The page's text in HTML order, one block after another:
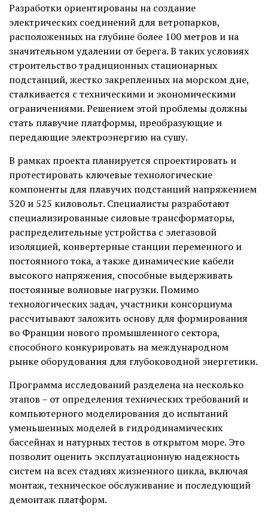
Разработки ориентированы на создание
электрических соединений для ветропарков,
расположенных на глубине более 100 метров и на
значительном удалении от берега. В таких условиях
строительство традиционных стационарных
подстанций, жестко закрепленных на морском дне,
сталкивается с техническими и экономическими
ограничениями. Решением этой проблемы должны
стать плавучие платформы, преобразующие и
передающие электроэнергию на сушу.
В рамках проекта планируется спроектировать и
протестировать ключевые технологические
компоненты для плавучих подстанций напряжением
320 и 525 киловольт. Специалисты разработают
специализированные силовые трансформаторы,
распределительные устройства с элегазовой
изоляцией, конвертерные станции переменного и
постоянного тока, а также динамические кабели
высокого напряжения, способные выдерживать
постоянные волновые нагрузки. Помимо
технологических задач, участники консорциума
рассчитывают заложить основу для формирования
во Франции нового промышленного сектора,
способного конкурировать на международном
рынке оборудования для глубоководной энергетики.
Программа исследований разделена на несколько
этапов – от определения технических требований и
компьютерного моделирования до испытаний
уменьшенных моделей в гидродинамических
бассейнах и натурных тестов в открытом море. Это
позволит оценить эксплуатационную надежность
систем на всех стадиях жизненного цикла, включая
монтаж, техническое обслуживание и последующий
демонтаж платформ.